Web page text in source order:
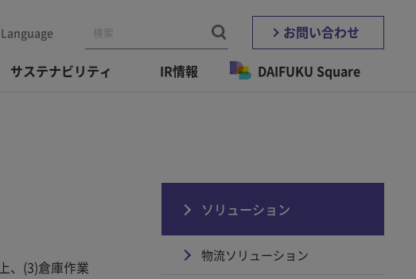
Language お問い合わせ
サステナビリティ IR情報 DAIFUKU Square
、(3)倉庫作業
ソリューション
物流ソリューション